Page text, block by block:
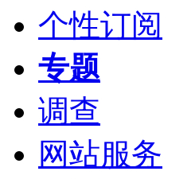
个性订阅
专题
调查
网站服务